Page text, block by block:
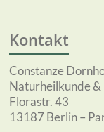
Kontakt
Constanze
Naturheilkunde &
Florastr. 43
13187 Berlin –